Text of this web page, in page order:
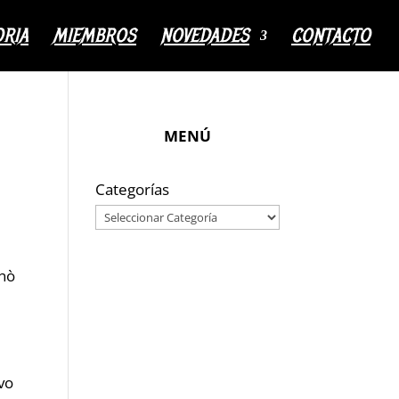
MIEMBROS NOVEDADES CONTACTO
MENÚ
Categorías